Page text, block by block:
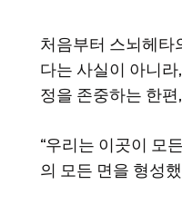
처음부터 스뇌헤타
다는 사실이 아니
정을 존중하는 한
“우리는 이곳이 모
의 모든 면을 형성